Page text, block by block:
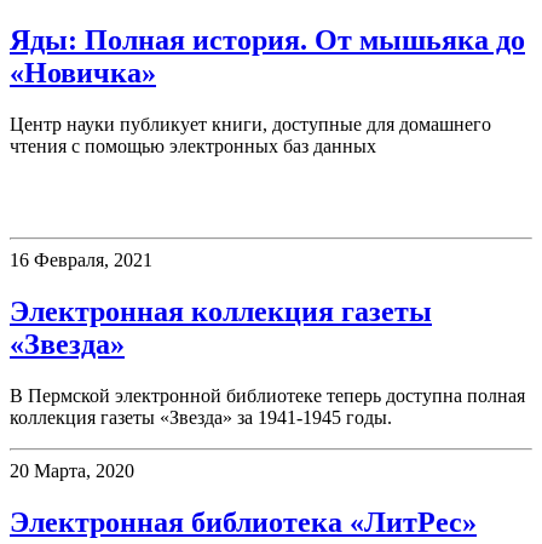
Яды: Полная история. От мышьяка до
«Новичка»
Центр науки публикует книги, доступные для домашнего
чтения с помощью электронных баз данных
16 Февраля, 2021
Электронная коллекция газеты
«Звезда»
В Пермской электронной библиотеке теперь доступна полная
коллекция газеты «Звезда» за 1941-1945 годы.
20 Марта, 2020
Электронная библиотека «ЛитРес»